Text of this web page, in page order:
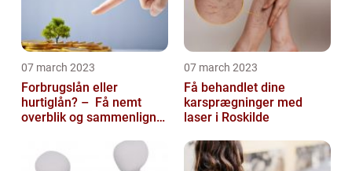
07 march 2023
Forbrugslån eller
hurtiglån? – Få nemt
overblik og sammenlign
07 march 2023
Få behandlet dine
karsprægninger med
laser i Roskilde